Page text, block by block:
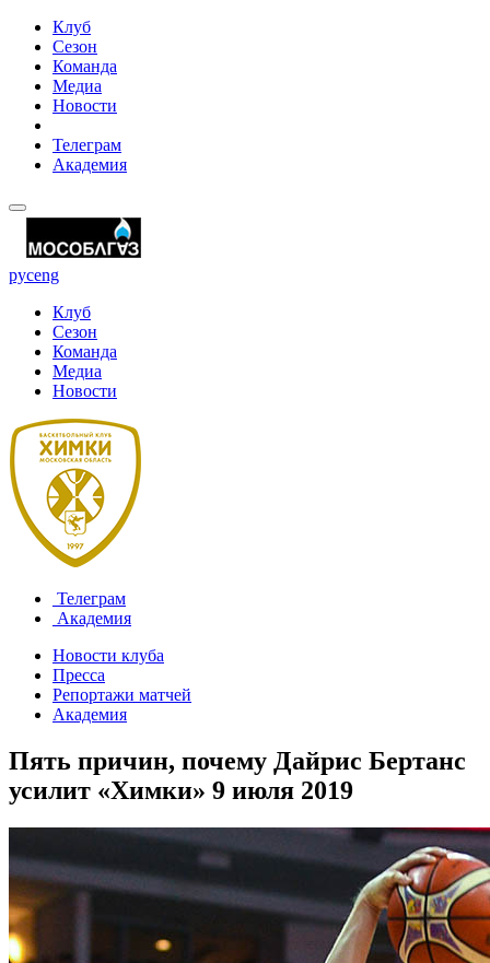
Клуб
Сезон
Команда
Медиа
Новости
Телеграм
Академия
русeng
Клуб
Сезон
Команда
Медиа
Новости
Телеграм
Академия
Новости клуба
Пресса
Репортажи матчей
Академия
Пять причин, почему Дайрис Бертанс
усилит «Химки» 9 июля 2019